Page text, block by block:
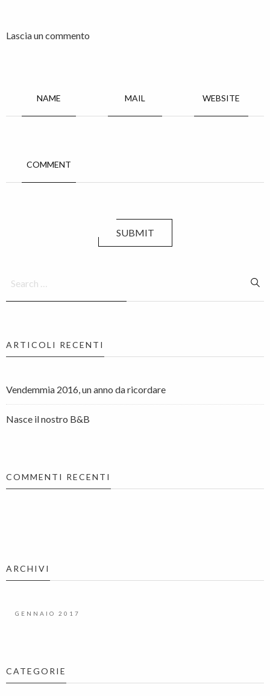
Lascia un commento
NAME MAIL WEBSITE
COMMENT
SUBMIT
ARTICOLI RECENTI
Vendemmia 2016, un anno da ricordare
Nasce il nostro B&B
COMMENTI RECENTI
ARCHIVI
GENNAIO 2017
CATEGORIE